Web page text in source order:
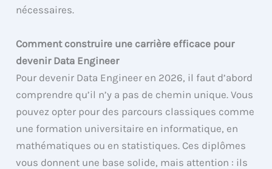
nécessaires.
Comment construire une carrière efficace pour
devenir Data Engineer
Pour devenir Data Engineer en 2026, il faut d’abord
comprendre qu’il n’y a pas de chemin unique. Vous
pouvez opter pour des parcours classiques comme
une formation universitaire en informatique, en
mathématiques ou en statistiques. Ces diplômes
vous donnent une base solide, mais attention : ils